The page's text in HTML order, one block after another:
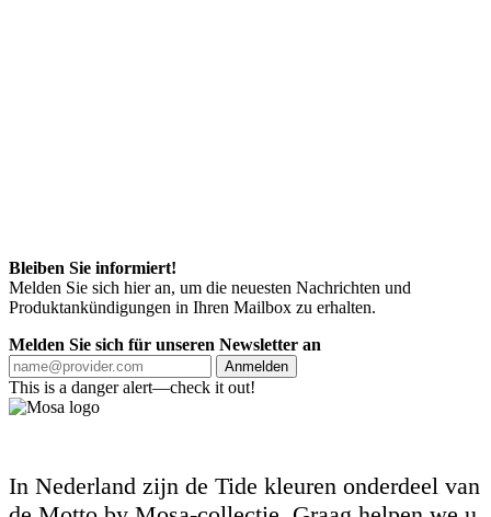
Bleiben Sie informiert!
Melden Sie sich hier an, um die neuesten Nachrichten und
Produktankündigungen in Ihren Mailbox zu erhalten.
Melden Sie sich für unseren Newsletter an
Anmelden
This is a danger alert—check it out!
In Nederland zijn de Tide kleuren onderdeel van